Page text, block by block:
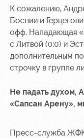
К сожалению,
Боснии и
офф. Нападающая
с Литвой (0:0) и
дополнительным
строчку в группе
Не падать духом,
«Сапсан Арену»,
Пресс-служба